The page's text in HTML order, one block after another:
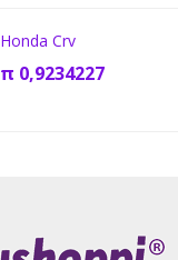
Honda Crv
π 0,9234227